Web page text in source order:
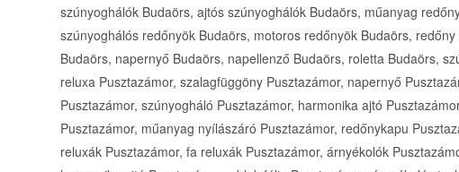
szúnyoghálók Budaörs, ajtós szúnyoghálók Budaörs, műanyag
szúnyoghálós redőnyök Budaörs, motoros redőnyök Budaörs,
Budaörs, napernyő Budaörs, napellenző Budaörs, roletta Budaörs,
reluxa Pusztazámor, szalagfüggöny Pusztazámor, napernyő
Pusztazámor, szúnyogháló Pusztazámor, harmonika ajtó
Pusztazámor, műanyag nyílászáró Pusztazámor, redőnykapu
reluxák Pusztazámor, fa reluxák Pusztazámor, árnyékolók